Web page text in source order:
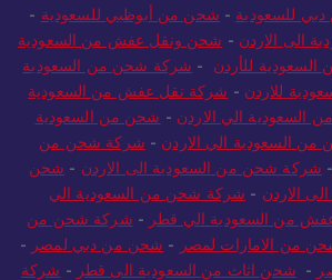
للسعودية - شحن من أبوظبي للسعودية -
الى الاردن - شحن ونقل عفش من السعودية
للأردن - شركة شحن من السعودية
للاردن - شركة نقل عفش من السعودية
السعودية الي الاردن - شحن من السعودية
السعودية الي الاردن - شركة شحن من
- شركة شحن من السعودية الى الاردن - شحن
الاردن - شركة شحن من السعودية الي
من السعودية الي قطر - شركة شحن من
من الامارات لمصر - شحن من دبي لمصر -
- شحن اثاث من السعودية الى قطر - شركة